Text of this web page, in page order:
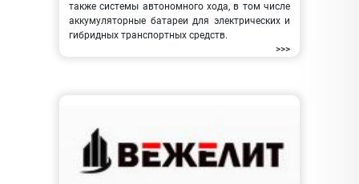
также системы автономного хода, в том числе
аккумуляторные батареи для электрических и
гибридных транспортных средств.
>>>